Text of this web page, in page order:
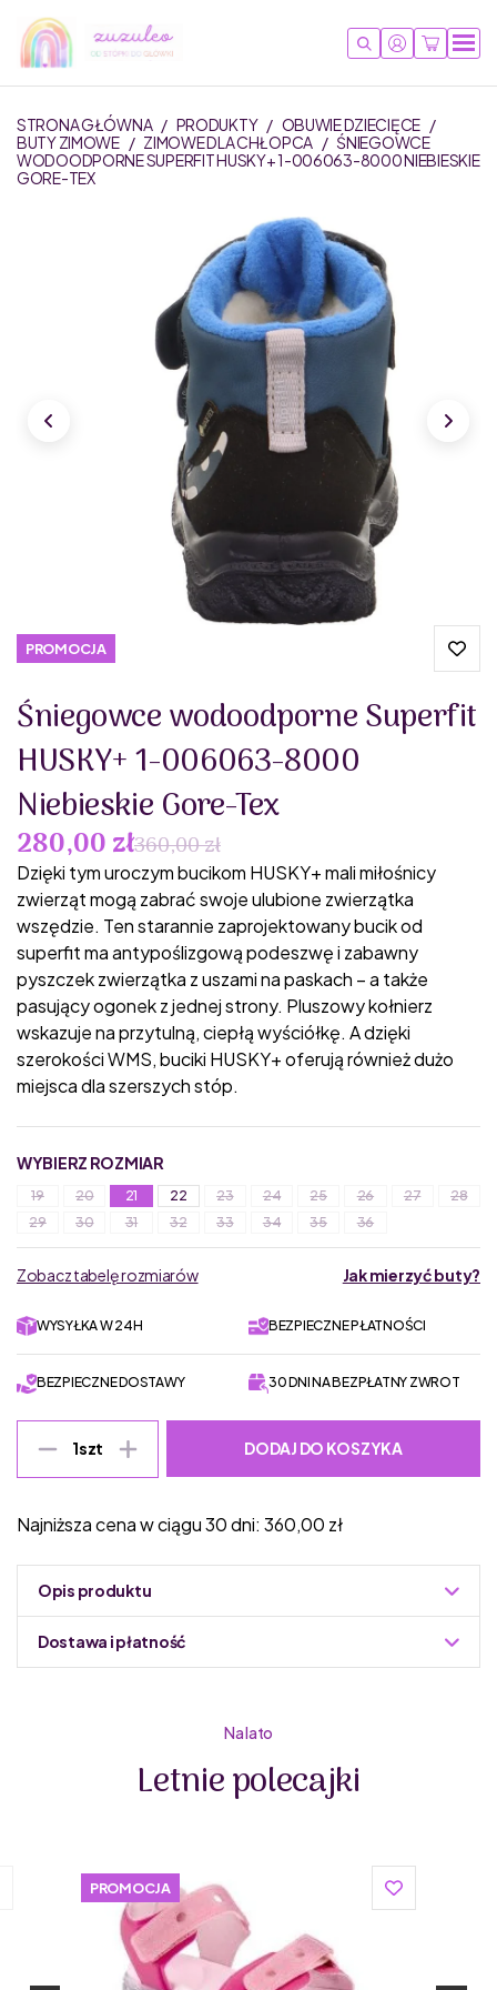
STRONA GŁÓWNA / PRODUKTY / OBUWIE DZIECIĘCE /
BUTY ZIMOWE / ZIMOWE DLA CHŁOPCA / ŚNIEGOWCE
WODOODPORNE SUPERFIT HUSKY+ 1-006063-8000 NIEBIESKIE
GORE-TEX
PROMOCJA
Śniegowce wodoodporne Superfit
HUSKY+ 1-006063-8000
Niebieskie Gore-Tex
280,00 zł360,00 zł
Dzięki tym uroczym bucikom HUSKY+ mali miłośnicy
zwierząt mogą zabrać swoje ulubione zwierzątka
wszędzie. Ten starannie zaprojektowany bucik od
superfit ma antypoślizgową podeszwę i zabawny
pyszczek zwierzątka z uszami na paskach – a także
pasujący ogonek z jednej strony. Pluszowy kołnierz
wskazuje na przytulną, ciepłą wyściółkę. A dzięki
szerokości WMS, buciki HUSKY+ oferują również dużo
miejsca dla szerszych stóp.
WYBIERZ ROZMIAR
19 20 21 22 23 24 25 26 27
28
29
30 31 32 33 34 35 36
Zobacz tabelę rozmiarów Jak mierzyć buty?
WYSYŁKA W 24H BEZPIECZNE PŁATNOŚCI
BEZPIECZNE DOSTAWY 30 DNI NA BEZPŁATNY ZWROT
1szt DODAJ DO KOSZYKA
Najniższa cena w ciągu 30 dni: 360,00 zł
Opis produktu
to renomowana austriacka marka obuwia
w produkcji wysokiej jakości obuwia. Firma zdobyła
uznanie rodziców na całym świecie dzięki
innowacyjnym rozwiązaniom, ergonomicznym
kształtom oraz dbałości o najdrobniejsze
szczegóły.
Dostawa i płatność
Na lato
Letnie polecajki
PROMOCJA